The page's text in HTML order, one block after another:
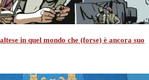
in quel mondo che (forse) è ancora suo